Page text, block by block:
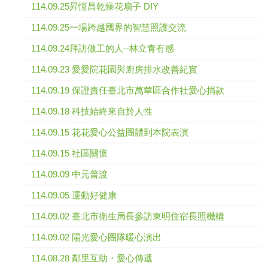
114.09.25昇恆昌乾燥花扇子 DIY
114.09.25一場跨越國界的智慧照護交流
114.09.24拜訪做工的人--林立青有感
114.09.23 愛愛院花園與廚房排水改善紀實
114.09.19 保證責任臺北市萬華區合作社愛心捐款
114.09.18 科技始終來自於人性
114.09.15 花花愛心公益團體到本院表演
114.09.15 社區關懷
114.09.09 中元普渡
114.09.05 運動好健康
114.09.02 臺北市衛生局長參訪東明住宿長照機構
114.09.02 陽光愛心團隊暖心演出
114.08.28 鄰里互助・愛心傳遞